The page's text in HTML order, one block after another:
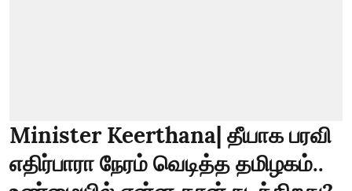
Minister Keerthana| தீயாக பரவி
எதிர்பாரா நேரம் வெடித்த தமிழகம்..